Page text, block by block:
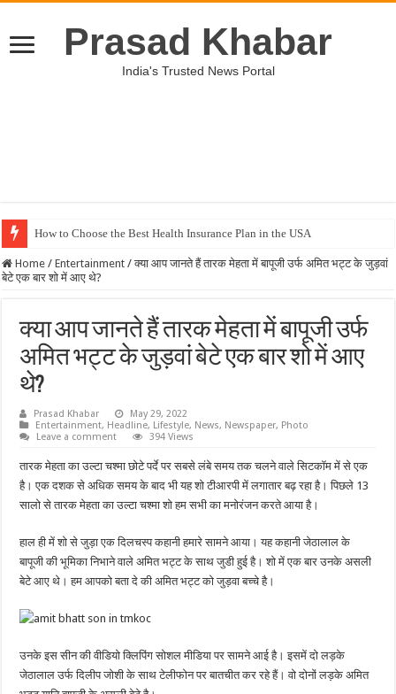
Prasad Khabar
India's Trusted News Portal
How to Choose the Best Health Insurance Plan in the USA
Home / Entertainment / क्या आप जानते हैं तारक मेहता में बापूजी उर्फ अमित भट्ट के जुड़वां
बेटे एक बार शो में आए थे?
क्या आप जानते हैं तारक मेहता में बापूजी उर्फ
अमित भट्ट के जुड़वां बेटे एक बार शो में आए
थे?
Prasad Khabar
May 29, 2022
Entertainment, Headline, Lifestyle, News, Newspaper, Photo
Leave a comment
394 Views
तारक मेहता का उल्टा चश्मा छोटे पर्दे पर सबसे लंबे समय तक चलने वाले सिटकॉम में से एक
है। एक दशक से अधिक समय के बाद भी यह शो टीआरपी में लगातार बढ़ रहा है। पिछले 13
सालो से तारक मेहता का उल्टा चश्मा शो हम सभी का मनोरंजन करते आया है।
हाल ही में शो से जुड़ा एक दिलचस्प कहानी हमारे सामने आया। यह कहानी जेठालाल के
बापूजी की भूमिका निभाने वाले अमित भट्ट के साथ जुडी हुई है। शो में एक बार उनके असली
बेटे आए थे। हम आपको बता दे की अमित भट्ट को जुड़वा बच्चे है।
उनके इस सीन की वीडियो क्लिपिंग सोशल मीडिया पर सामने आई है। इसमें दो लड़के
जेठालाल उर्फ दिलीप जोशी के साथ टेलीफोन पर बातचीत कर रहे हैं। वो दोनों लड़के अमित